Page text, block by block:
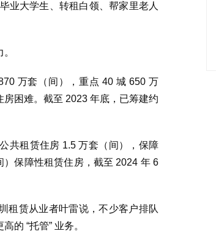
业大学生、转租白领、帮家里老人
万套（间），重点 40 城 650 万
困难。截至 2023 年底，已筹建约
共租赁住房 1.5 万套（间），保障
保障性租赁住房，截至 2024 年 6
租赁从业者叶雷说，不少客户排队
的 “托管” 业务。